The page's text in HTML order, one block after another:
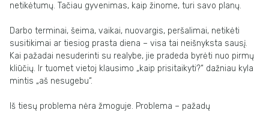
netikėtumų. Tačiau gyvenimas, kaip žinome, turi savo planų.
Darbo terminai, šeima, vaikai, nuovargis, peršalimai, netikėti
susitikimai ar tiesiog prasta diena – visa tai neišnyksta sausį.
Kai pažadai nesuderinti su realybe, jie pradeda byrėti nuo pirmų
kliūčių. Ir tuomet vietoj klausimo „kaip prisitaikyti?“ dažniau kyla
mintis „aš nesugebu“.
Iš tiesų problema nėra žmoguje. Problema – pažadų